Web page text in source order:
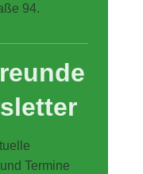
94.
Termine